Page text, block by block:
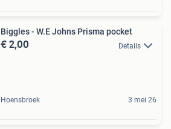
Biggles - W.E Johns Prisma pocket
€ 2,00 Details
Hoensbroek 3 mei 26